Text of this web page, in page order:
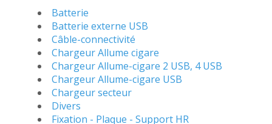
Batterie
Batterie externe USB
Câble-connectivité
Chargeur Allume cigare
Chargeur Allume-cigare 2 USB, 4 USB
Chargeur Allume-cigare USB
Chargeur secteur
Divers
Fixation - Plaque - Support HR